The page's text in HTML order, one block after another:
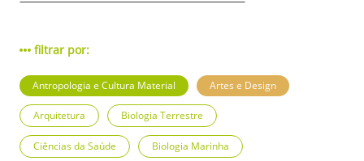
filtrar por:
Antropologia e Cultura Material Artes e Design
Arquitetura Biologia Terrestre
Ciências da Saúde Biologia Marinha